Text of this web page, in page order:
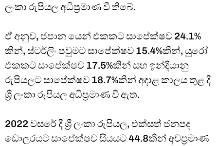
ලංකා රුපියල අධිප්‍රමාණ වී තිබේ.
ඒ අනුව, ජපාන යෙන් එකකට සාපේක්ෂව 24.1%
කින්, ස්ටර්ලිං පවුමට සාපේක්ෂව 15.4%කින්, යුරෝ
එකකට සාපේක්ෂව 17.5%කින් සහ ඉන්දියානු
රුපියලට සාපේක්ෂව 18.7%කින් අදාළ කාලය තුළ දී
ශ්‍රී ලංකා රුපියල අධිප්‍රමාණ වී ඇත.
2022 වසරේ දී ශ්‍රී ලංකා රුපියල, එක්සත් ජනපද
ඩොලරයට සාපේක්ෂව සියයට 44.8කින් අවප්‍රමාණ